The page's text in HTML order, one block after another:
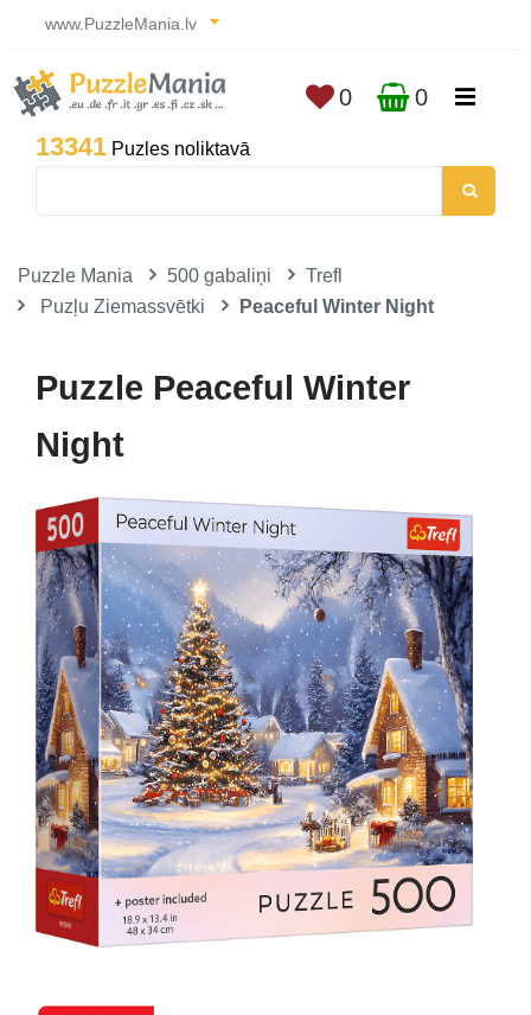
www.PuzzleMania.lv
13341 Puzles noliktavā
0 0
Puzzle Mania 500 gabaliņi
Trefl
Puzļu Ziemassvētki
Peaceful Winter Night
Puzzle Peaceful Winter
Night